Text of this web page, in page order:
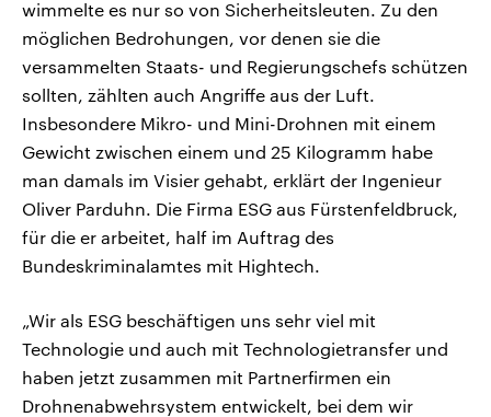
wimmelte es nur so von Sicherheitsleuten. Zu den
möglichen Bedrohungen, vor denen sie die
versammelten Staats- und Regierungschefs schützen
sollten, zählten auch Angriffe aus der Luft.
Insbesondere Mikro- und Mini-Drohnen mit einem
Gewicht zwischen einem und 25 Kilogramm habe
man damals im Visier gehabt, erklärt der Ingenieur
Oliver Parduhn. Die Firma ESG aus Fürstenfeldbruck,
für die er arbeitet, half im Auftrag des
Bundeskriminalamtes mit Hightech.
„Wir als ESG beschäftigen uns sehr viel mit
Technologie und auch mit Technologietransfer und
haben jetzt zusammen mit Partnerfirmen ein
Drohnenabwehrsystem entwickelt, bei dem wir